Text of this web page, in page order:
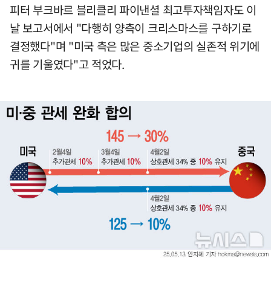
피터 부크바르 블리클리 파이낸셜 최고투자책임자도 이
날 보고서에서 "다행히 양측이 크리스마스를 구하기로
결정했다"며 "미국 측은 많은 중소기업의 실존적 위기에
귀를 기울였다"고 적었다.